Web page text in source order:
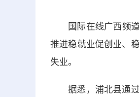
国际在线广西频道
推进稳就业促创业、
失业。
据悉，浦北县通过